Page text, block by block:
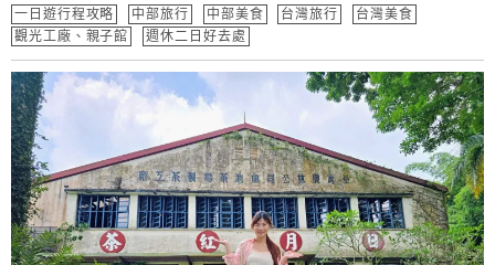
一日遊行程攻略 中部旅行 中部美食 台灣旅行
台灣美食
觀光工廠、親子館
週休二日好去處